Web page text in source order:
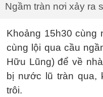
Ngầm tràn nơi xảy ra
Khoảng 15h30 cùng
cùng lội qua cầu
Hữu Lũng) để về
bị nước lũ tràn qua,
trôi.